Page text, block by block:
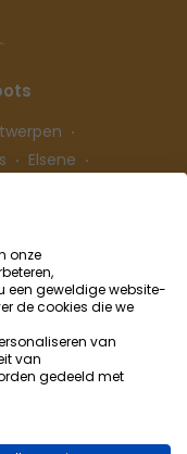
Elsene
onze
een geweldige website-
de cookies die we
van
van
gedeeld met